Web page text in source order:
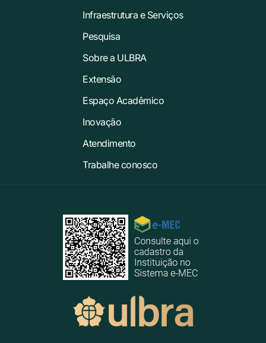
Infraestrutura e Serviços
Pesquisa
Sobre a ULBRA
Extensão
Espaço Acadêmico
Inovação
Atendimento
Trabalhe conosco